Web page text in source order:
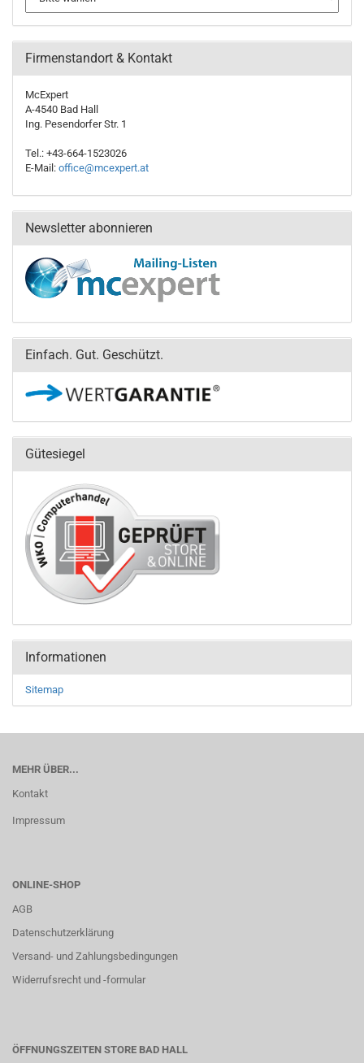
Firmenstandort & Kontakt
McExpert
A-4540 Bad Hall
Ing. Pesendorfer Str. 1
Tel.: +43-664-1523026
E-Mail: office@mcexpert.at
Newsletter abonnieren
Einfach. Gut. Geschützt.
Gütesiegel
Informationen
Sitemap
MEHR ÜBER...
Kontakt
Impressum
ONLINE-SHOP
AGB
Datenschutzerklärung
Versand- und Zahlungsbedingungen
Widerrufsrecht und -formular
ÖFFNUNGSZEITEN STORE BAD HALL